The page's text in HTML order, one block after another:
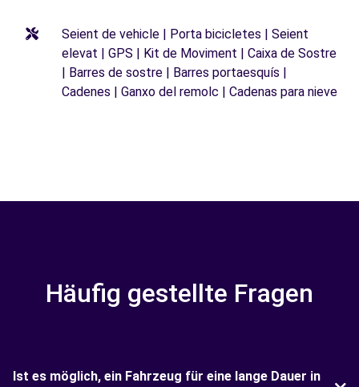
Seient de vehicle | Porta bicicletes | Seient
elevat | GPS | Kit de Moviment | Caixa de Sostre
| Barres de sostre | Barres portaesquís |
Cadenes | Ganxo del remolc | Cadenas para nieve
Häufig gestellte Fragen
Ist es möglich, ein Fahrzeug für eine lange Dauer in